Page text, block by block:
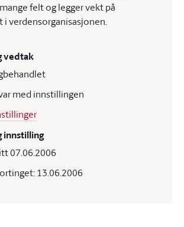
felt og legger vekt på
verdensorganisasjonen.
vedtak
med innstillingen
innstilling
07.06.2006
13.06.2006